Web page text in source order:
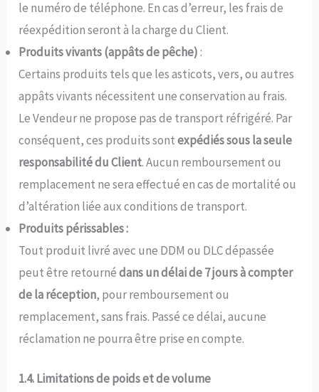
le numéro de téléphone. En cas d’erreur, les frais de
réexpédition seront à la charge du Client.
Produits vivants (appâts de pêche):
Certains produits tels que les asticots, vers, ou autres
appâts vivants nécessitent une conservation au frais.
Le Vendeur ne propose pas de transport réfrigéré. Par
conséquent, ces produits sontexpédiés sous la seule
responsabilité du Client. Aucun remboursement ou
remplacement ne sera effectué en cas de mortalité ou
d’altération liée aux conditions de transport.
Produits périssables :
Tout produit livré avec une DDM ou DLC dépassée
peut être retournédans un délai de 7 jours à compter
de la réception, pour remboursement ou
remplacement, sans frais. Passé ce délai, aucune
réclamation ne pourra être prise en compte.
1.4. Limitations de poids et de volume